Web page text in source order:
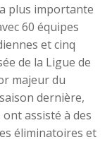
plus importante
60 équipes
et cinq
de la Ligue de
majeur du
dernière,
assisté à des
éliminatoires et